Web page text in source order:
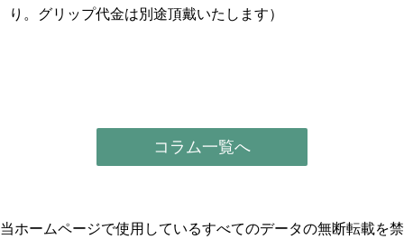
り。グリップ代金は別途頂戴いたします）
コラム一覧へ
当ホームページで使用しているすべてのデータの無断転載を禁